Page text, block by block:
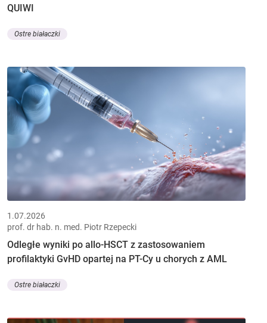
QUIWI
Ostre białaczki
1.07.2026
prof. dr hab. n. med. Piotr Rzepecki
Odległe wyniki po allo-HSCT z zastosowaniem
profilaktyki GvHD opartej na PT-Cy u chorych z AML
Ostre białaczki